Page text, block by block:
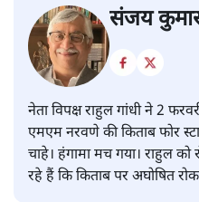
संजय
नेता विपक्ष राहुल गांधी ने 2
एमएम नरवणे की किताब फोर
चाहे। हंगामा मच गया। राहुल
रहे हैं कि किताब पर अघोषित